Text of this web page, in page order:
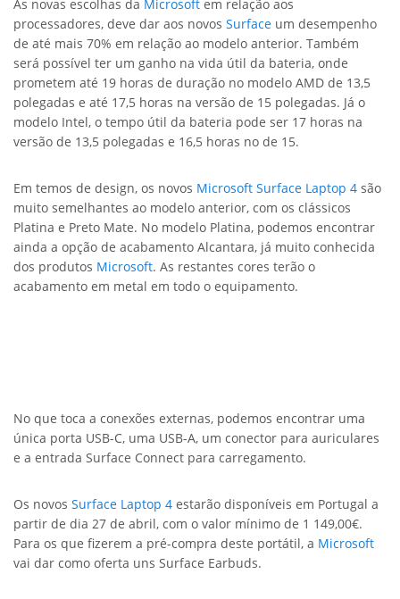
As novas escolhas da Microsoft em relação aos
processadores, deve dar aos novos Surface um desempenho
de até mais 70% em relação ao modelo anterior. Também
será possível ter um ganho na vida útil da bateria, onde
prometem até 19 horas de duração no modelo AMD de 13,5
polegadas e até 17,5 horas na versão de 15 polegadas. Já o
modelo Intel, o tempo útil da bateria pode ser 17 horas na
versão de 13,5 polegadas e 16,5 horas no de 15.
Em temos de design, os novos Microsoft Surface Laptop 4 são
muito semelhantes ao modelo anterior, com os clássicos
Platina e Preto Mate. No modelo Platina, podemos encontrar
ainda a opção de acabamento Alcantara, já muito conhecida
dos produtos Microsoft. As restantes cores terão o
acabamento em metal em todo o equipamento.
No que toca a conexões externas, podemos encontrar uma
única porta USB-C, uma USB-A, um conector para auriculares
e a entrada Surface Connect para carregamento.
Os novos Surface Laptop 4 estarão disponíveis em Portugal a
partir de dia 27 de abril, com o valor mínimo de 1 149,00€.
Para os que fizerem a pré-compra deste portátil, a Microsoft
vai dar como oferta uns Surface Earbuds.